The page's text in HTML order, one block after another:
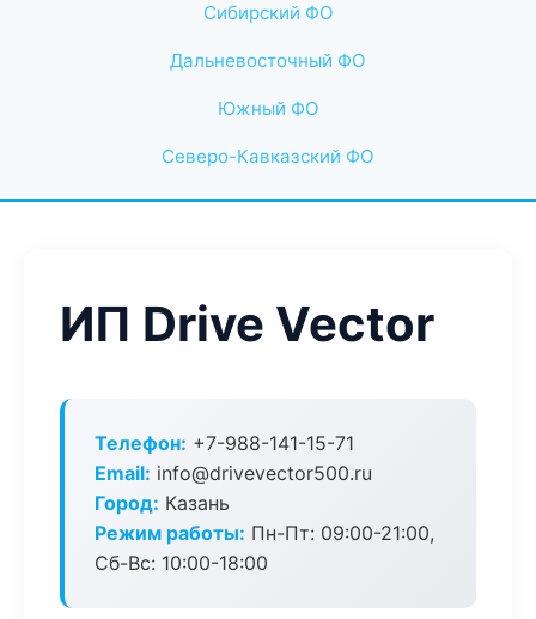
Сибирский ФО
Дальневосточный ФО
Южный ФО
Северо-Кавказский ФО
ИП Drive Vector
Телефон: +7-988-141-15-71
Email: info@drivevector500.ru
Город: Казань
Режим работы: Пн-Пт: 09:00-21:00,
Сб-Вс: 10:00-18:00